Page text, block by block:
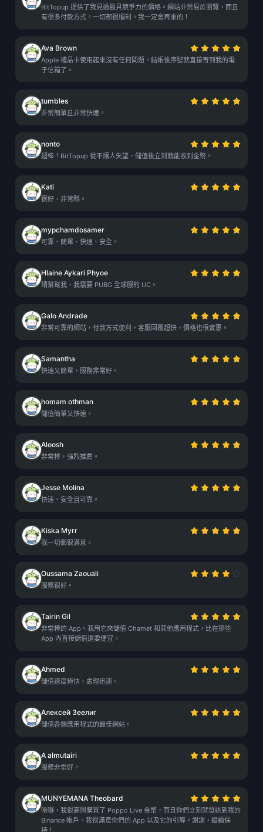
BitTopup 提供了我見過最具競爭力的價格。網站非常易於瀏覽，而且
有很多付款方式。一切都很順利。我一定會再來的！
Ava Brown
Apple 禮品卡使用起來沒有任何問題。結帳後序號就直接寄到我的電
子信箱了。
tumbles
非常簡單且非常快速。
nonto
超棒！BitTopup 從不讓人失望，儲值後立刻就能收到金幣。
Kati
很好，非常酷。
mypchamdosamer
可靠、簡單、快速、安全。
Hlaine Aykari Phyoe
請幫幫我，我需要 PUBG 全球服的 UC。
Galo Andrade
非常可靠的網站，付款方式便利，客服回覆超快，價格也很實惠。
Samantha
快速又簡單，服務非常好。
homam othman
儲值簡單又快速。
Aloosh
非常棒，強烈推薦。
Jesse Molina
快速、安全且可靠。
Kiska Myrr
我一切都很滿意。
Oussama Zaouali
服務很好。
Tairin Gil
非常棒的 App。我用它來儲值 Chamet 和其他應用程式，比在那些
App 內直接儲值還要便宜。
Ahmed
儲值速度極快，處理迅速。
Алексей Зеелиг
儲值各類應用程式的最佳網站。
A almutairi
服務非常好。
MUNYEMANA Theobard
哈囉，我很高興購買了 Poppo Live 金幣，而且你們立刻就發送到我的
Binance 帳戶。我很滿意你們的 App 以及它的引導。謝謝，繼續保
持！